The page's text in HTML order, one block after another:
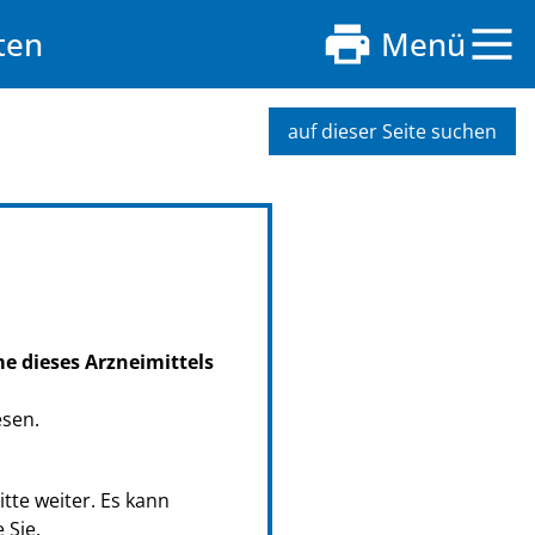
Menü
auf dieser Seite suchen
dieses Arzneimittels
weiter. Es kann
Sie.